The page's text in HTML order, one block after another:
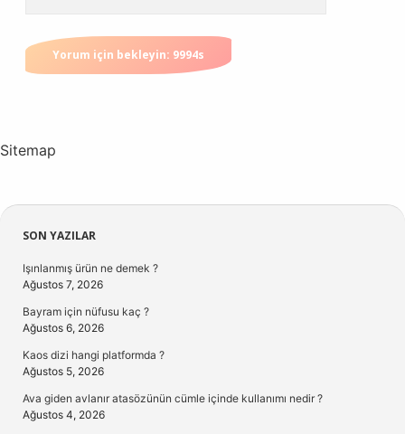
Sitemap
Sidebar
SON YAZILAR
Işınlanmış ürün ne demek ?
Ağustos 7, 2026
Bayram için nüfusu kaç ?
Ağustos 6, 2026
Kaos dizi hangi platformda ?
Ağustos 5, 2026
Ava giden avlanır atasözünün cümle içinde kullanımı nedir ?
Ağustos 4, 2026